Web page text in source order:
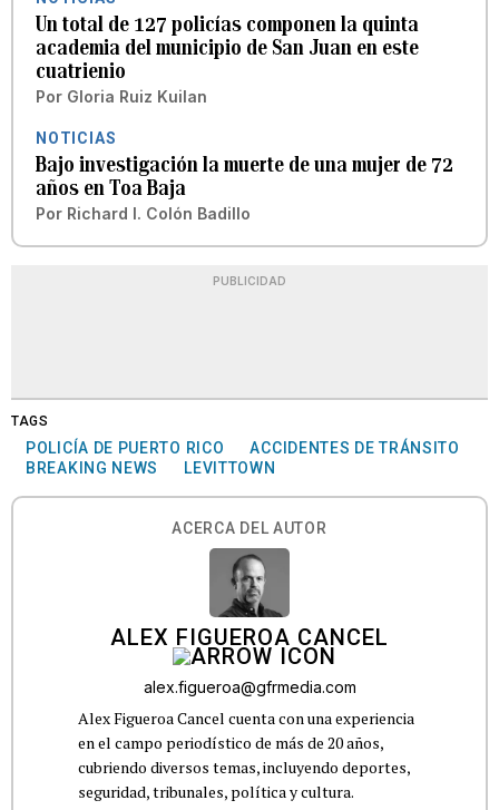
Un total de 127 policías componen la quinta
academia del municipio de San Juan en este
cuatrienio
Por Gloria Ruiz Kuilan
NOTICIAS
Bajo investigación la muerte de una mujer de 72
años en Toa Baja
Por Richard I. Colón Badillo
PUBLICIDAD
TAGS
POLICÍA DE PUERTO RICO
ACCIDENTES DE TRÁNSITO
BREAKING NEWS
LEVITTOWN
ACERCA DEL AUTOR
ALEX FIGUEROA CANCEL
alex.figueroa@gfrmedia.com
Alex Figueroa Cancel cuenta con una experiencia
en el campo periodístico de más de 20 años,
cubriendo diversos temas, incluyendo deportes,
seguridad, tribunales, política y cultura.